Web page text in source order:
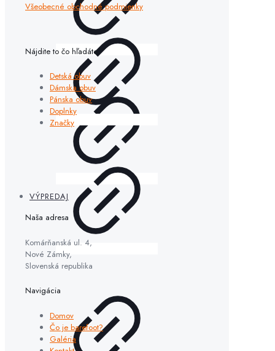
VÝPREDAJ
Všeobecné obchodné podmienky
Nájdite to čo hľadáte
Detská obuv
Dámska obuv
Pánska obuv
Doplnky
Značky
Naša adresa
Komárňanská ul. 4,
Nové Zámky,
Slovenská republika
Navigácia
Domov
Čo je barefoot?
Galéria